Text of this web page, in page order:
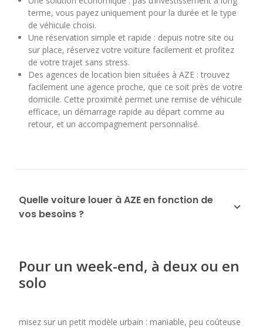
terme, vous payez uniquement pour la durée et le type
de véhicule choisi.
Une réservation simple et rapide : depuis notre site ou
sur place, réservez votre voiture facilement et profitez
de votre trajet sans stress.
Des agences de location bien situées à AZE : trouvez
facilement une agence proche, que ce soit près de votre
domicile. Cette proximité permet une remise de véhicule
efficace, un démarrage rapide au départ comme au
retour, et un accompagnement personnalisé.
Quelle voiture louer à AZE en fonction de
vos besoins ?
Pour un week-end, à deux ou en
solo
misez sur un petit modèle urbain : maniable, peu coûteuse